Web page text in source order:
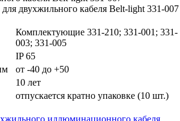
Комплектующие 331-210; 331-001; 331-
003; 331-005
IP 65
от -40 до +50
10 лет
отпускается кратно упаковке (10 шт.)